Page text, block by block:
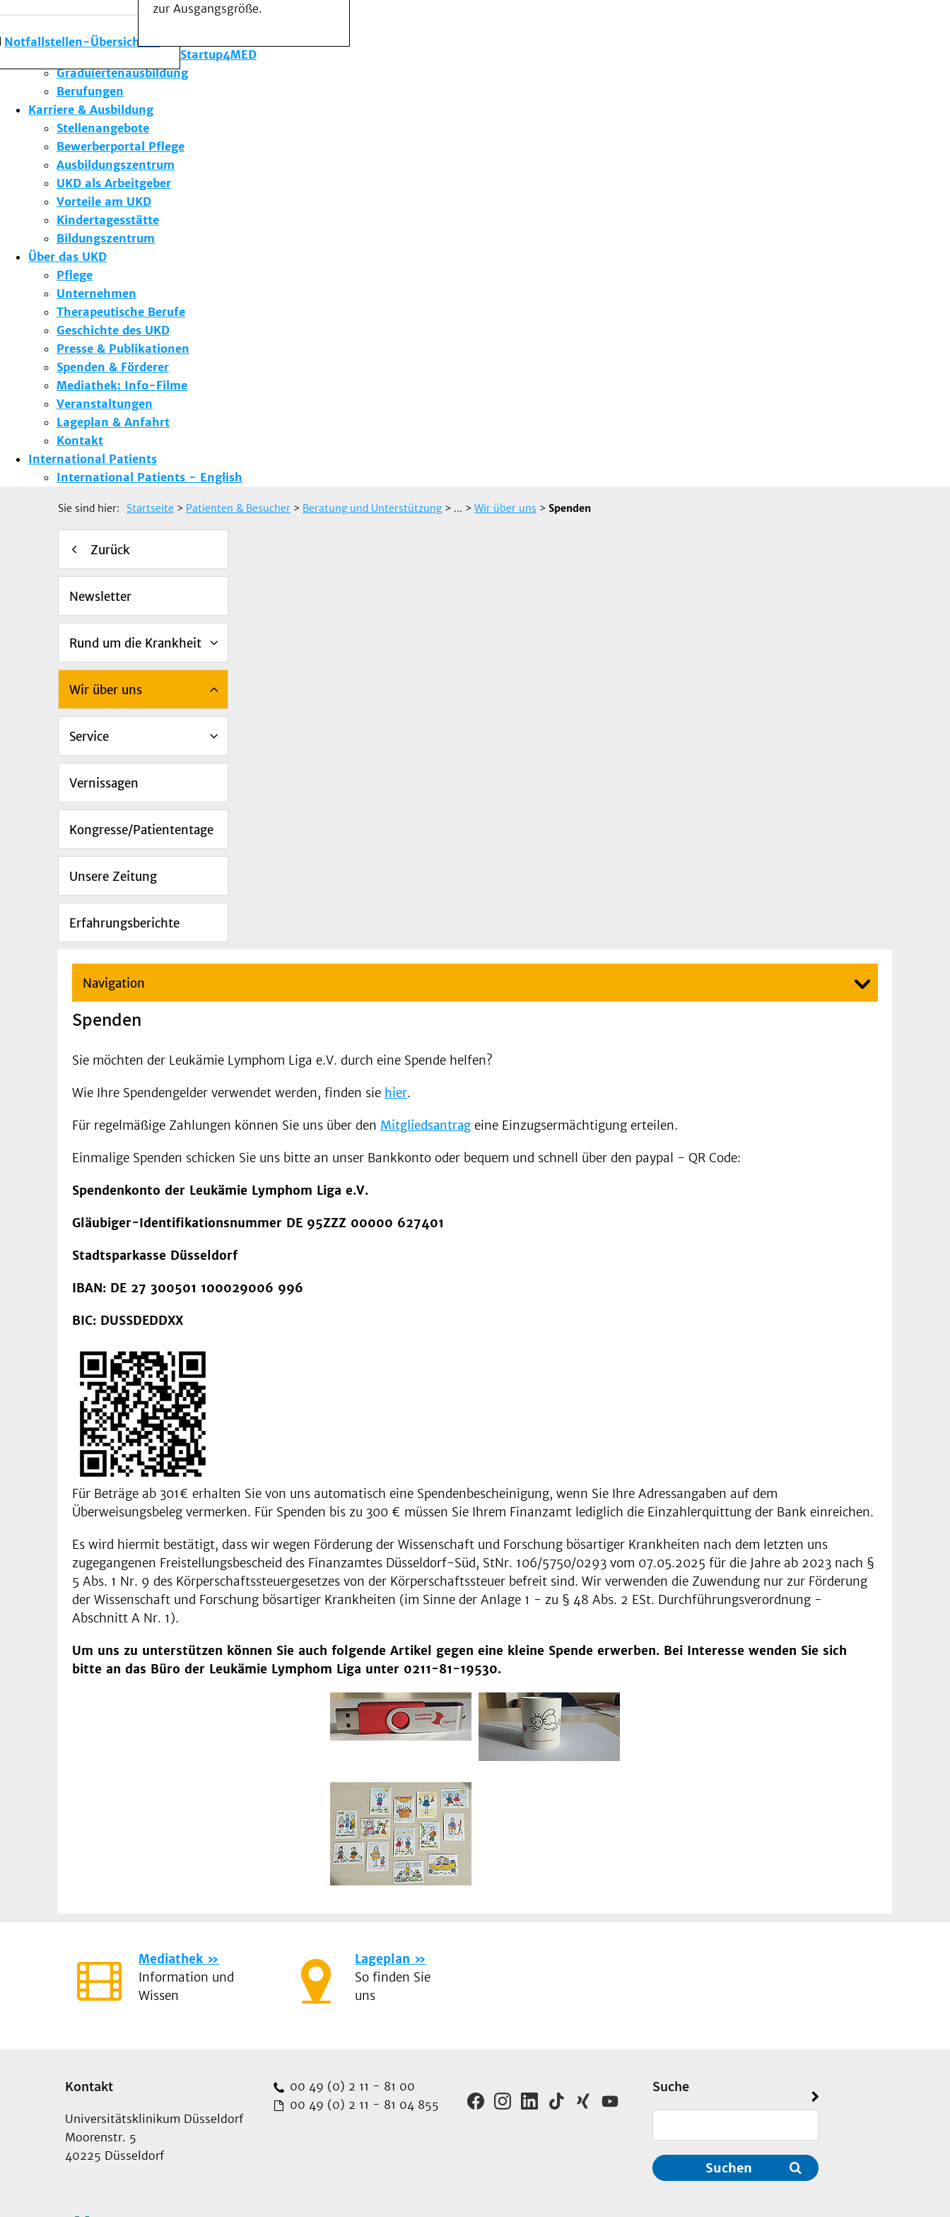
Notfallstellen-Übersicht
zur Ausgangsgröße.
Forschung am UKD
Studium & Lehre
Gründungsförderung Startup4MED
Graduiertenausbildung
Berufungen
Karriere & Ausbildung
Stellenangebote
Bewerberportal Pflege
Ausbildungszentrum
UKD als Arbeitgeber
Vorteile am UKD
Kindertagesstätte
Bildungszentrum
Über das UKD
Pflege
Unternehmen
Therapeutische Berufe
Geschichte des UKD
Presse & Publikationen
Spenden & Förderer
Mediathek: Info-Filme
Veranstaltungen
Lageplan & Anfahrt
Kontakt
International Patients
International Patients - English
Sie sind hier: Startseite > Patienten & Besucher > Beratung und Unterstützung> ... > Wir über uns > Spenden
Zurück
Newsletter
Rund um die Krankheit
Wir über uns
Service
Vernissagen
Kongresse/Patiententage
Unsere Zeitung
Erfahrungsberichte
Navigation
Spenden
Sie möchten der Leukämie Lymphom Liga e.V. durch eine Spende helfen?
Wie Ihre Spendengelder verwendet werden, finden sie hier.
Für regelmäßige Zahlungen können Sie uns über den Mitgliedsantrag eine Einzugsermächtigung erteilen.
Einmalige Spenden schicken Sie uns bitte an unser Bankkonto oder bequem und schnell über den paypal - QR Code:
Spendenkonto der Leukämie Lymphom Liga e.V.
Gläubiger-Identifikationsnummer DE 95ZZZ 00000 627401
Stadtsparkasse Düsseldorf
IBAN: DE 27 300501 100029006 996
BIC: DUSSDEDDXX
Für Beträge ab 301€ erhalten Sie von uns automatisch eine Spendenbescheinigung, wenn Sie Ihre Adressangaben auf dem
Überweisungsbeleg vermerken. Für Spenden bis zu 300 € müssen Sie Ihrem Finanzamt lediglich die Einzahlerquittung der Bank einreichen.
Es wird hiermit bestätigt, dass wir wegen Förderung der Wissenschaft und Forschung bösartiger Krankheiten nach dem letzten uns
zugegangenen Freistellungsbescheid des Finanzamtes Düsseldorf-Süd, StNr. 106/5750/0293 vom 07.05.2025 für die Jahre ab 2023 nach §
5 Abs. 1 Nr. 9 des Körperschaftssteuergesetzes von der Körperschaftssteuer befreit sind. Wir verwenden die Zuwendung nur zur Förderung
der Wissenschaft und Forschung bösartiger Krankheiten (im Sinne der Anlage 1 - zu § 48 Abs. 2 ESt. Durchführungsverordnung -
Abschnitt A Nr. 1).
Um uns zu unterstützen können Sie auch folgende Artikel gegen eine kleine Spende erwerben. Bei Interesse wenden Sie sich
bitte an das Büro der Leukämie Lymphom Liga unter 0211-81-19530.
Mediathek
Information und
Wissen
Lageplan
So finden Sie
uns
Kontakt
Universitätsklinikum Düsseldorf
Moorenstr. 5
40225 Düsseldorf
00 49 (0) 2 11 - 81 00
00 49 (0) 2 11 - 81 04 855
Suche
Suchen